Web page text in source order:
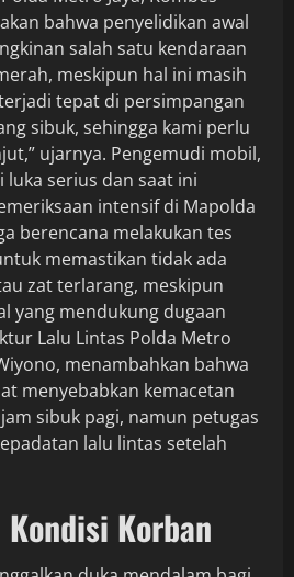
bahwa penyelidikan awal
salah satu kendaraan
meskipun hal ini masih
tepat di persimpangan
sibuk, sehingga kami perlu
ujarnya. Pengemudi mobil,
luka serius dan saat ini
intensif di Mapolda
berencana melakukan tes
memastikan tidak ada
zat terlarang, meskipun
yang mendukung dugaan
Lalu Lintas Polda Metro
menambahkan bahwa
menyebabkan kemacetan
sibuk pagi, namun petugas
lalu lintas setelah
Korban